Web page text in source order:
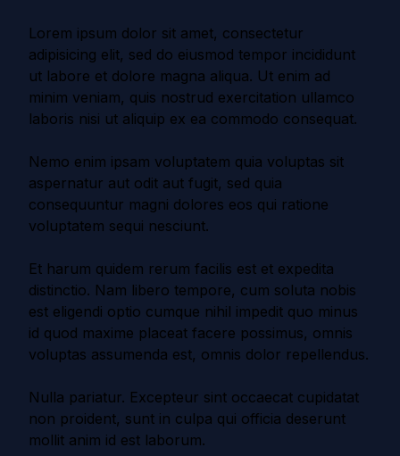
Lorem ipsum dolor sit amet, consectetur
adipisicing elit, sed do eiusmod tempor incididunt
ut labore et dolore magna aliqua. Ut enim ad
minim veniam, quis nostrud exercitation ullamco
laboris nisi ut aliquip ex ea commodo consequat.
Nemo enim ipsam voluptatem quia voluptas sit
aspernatur aut odit aut fugit, sed quia
consequuntur magni dolores eos qui ratione
voluptatem sequi nesciunt.
Et harum quidem rerum facilis est et expedita
distinctio. Nam libero tempore, cum soluta nobis
est eligendi optio cumque nihil impedit quo minus
id quod maxime placeat facere possimus, omnis
voluptas assumenda est, omnis dolor repellendus.
Nulla pariatur. Excepteur sint occaecat cupidatat
non proident, sunt in culpa qui officia deserunt
mollit anim id est laborum.